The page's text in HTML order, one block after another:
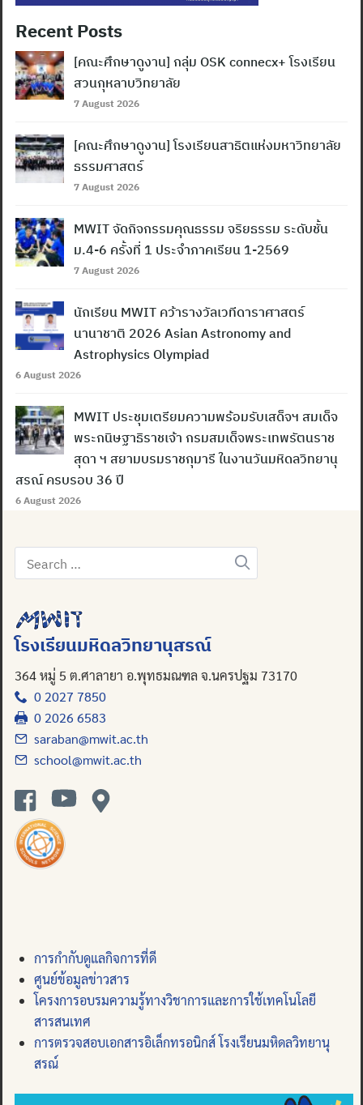
for:
Recent Posts
[คณะศึกษาดูงาน] กลุ่ม OSK connecx+ โรงเรียน
สวนกุหลาบวิทยาลัย
7 August 2026
[คณะศึกษาดูงาน] โรงเรียนสาธิตแห่งมหาวิทยาลัย
ธรรมศาสตร์
7 August 2026
MWIT จัดกิจกรรมคุณธรรม จริยธรรม ระดับชั้น
ม.4-6 ครั้งที่ 1 ประจำภาคเรียน 1-2569
7 August 2026
นักเรียน MWIT คว้ารางวัลเวทีดาราศาสตร์
นานาชาติ 2026 Asian Astronomy and
Astrophysics Olympiad
6 August 2026
MWIT ประชุมเตรียมความพร้อมรับเสด็จฯ สมเด็จ
พระกนิษฐาธิราชเจ้า กรมสมเด็จพระเทพรัตนราช
สุดา ฯ สยามบรมราชกุมารี ในงานวันมหิดลวิทยานุ
สรณ์ ครบรอบ 36 ปี
6 August 2026
Search
for:
โรงเรียนมหิดลวิทยานุสรณ์
364 หมู่ 5 ต.ศาลายา อ.พุทธมณฑล จ.นครปฐม 73170
0 2027 7850
0 2026 6583
saraban@mwit.ac.th
school@mwit.ac.th
การกำกับดูแลกิจการที่ดี
ศูนย์ข้อมูลข่าวสาร
โครงการอบรมความรู้ทางวิชาการและการใช้เทคโนโลยี
สารสนเทศ
การตรวจสอบเอกสารอิเล็กทรอนิกส์ โรงเรียนมหิดลวิทยานุ
สรณ์